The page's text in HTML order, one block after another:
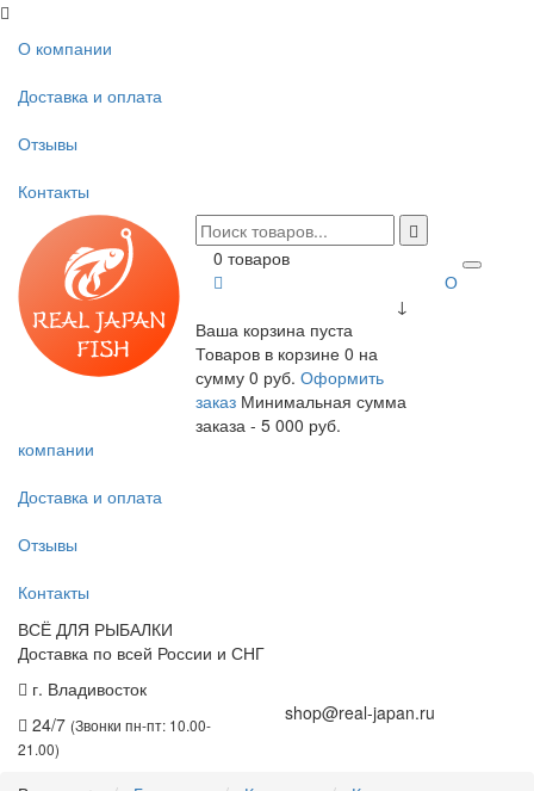
О компании
Доставка и оплата
Отзывы
Контакты
0 товаров
↓
Ваша корзина пуста
Товаров в корзине0 на
сумму0 руб. Оформить
заказ Минимальная сумма
заказа - 5 000 руб.
О
компании
Доставка и оплата
Отзывы
Контакты
ВСЁ ДЛЯ РЫБАЛКИ
Доставка по всей России и СНГ
г. Владивосток
24/7 (Звонки пн-пт: 10.00-
21.00)
shop@real-japan.ru